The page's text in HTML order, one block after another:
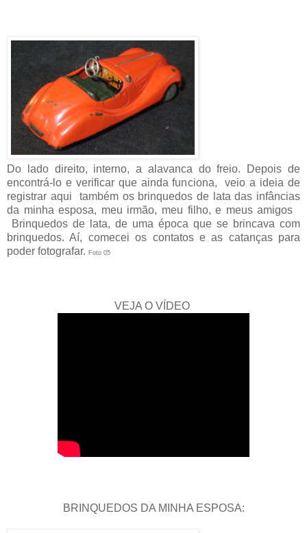
Do lado direito, interno, a alavanca do freio. Depois de
encontrá-lo e verificar que ainda funciona, veio a ideia de
registrar aqui também os brinquedos de lata das infâncias
da minha esposa, meu irmão, meu filho, e meus amigos
Brinquedos de lata, de uma época que se brincava com
brinquedos. Aí, comecei os contatos e as catanças para
poder fotografar. Foto 05
VEJA O VÍDEO
BRINQUEDOS DA MINHA ESPOSA: